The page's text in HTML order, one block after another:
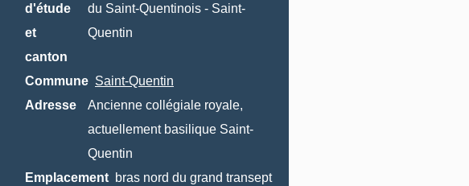
d'étude
et
canton
du Saint-Quentinois - Saint-
Quentin
Commune Saint-Quentin
Adresse
Ancienne collégiale royale,
actuellement basilique Saint-
Quentin
Emplacement bras nord du grand transept